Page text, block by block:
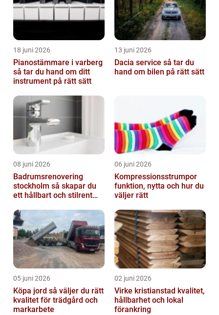
18 juni 2026
Pianostämmare i varberg
så tar du hand om ditt
instrument på rätt sätt
13 juni 2026
Dacia service så tar du
hand om bilen på rätt sätt
08 juni 2026
Badrumsrenovering
stockholm så skapar du
ett hållbart och stilrent
06 juni 2026
Kompressionsstrumpor
funktion, nytta och hur du
väljer rätt
05 juni 2026
Köpa jord så väljer du rätt
kvalitet för trädgård och
markarbete
02 juni 2026
Virke kristianstad kvalitet,
hållbarhet och lokal
förankring